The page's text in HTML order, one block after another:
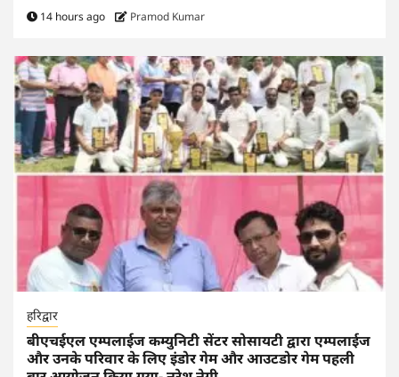
14 hours ago Pramod Kumar
हरिद्वार
बीएचईएल एम्पलाईज कम्युनिटी सेंटर सोसायटी द्वारा एम्पलाईज
और उनके परिवार के लिए इंडोर गेम और आउटडोर गेम पहली